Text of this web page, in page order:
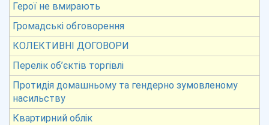
Герої не вмирають
Громадські обговорення
КОЛЕКТИВНІ ДОГОВОРИ
Перелік об’єктів торгівлі
Протидія домашньому та гендерно зумовленому
насильству
Квартирний облік